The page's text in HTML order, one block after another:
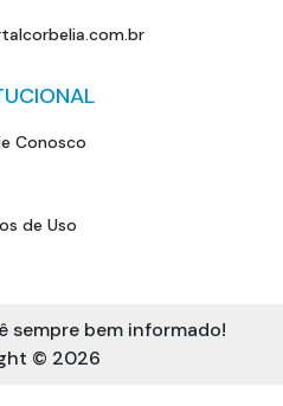
Conosco
de Uso
sempre bem informado!
© 2026